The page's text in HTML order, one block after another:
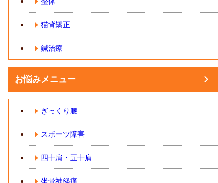
猫背矯正
鍼治療
お悩みメニュー
ぎっくり腰
スポーツ障害
四十肩・五十肩
坐骨神経痛